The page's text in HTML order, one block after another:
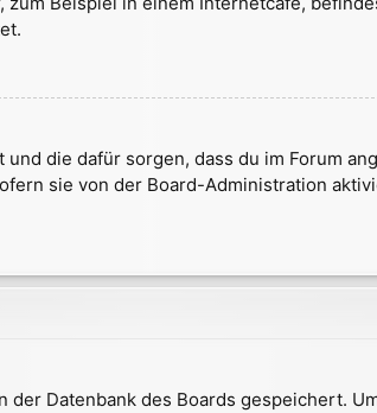
die dafür sorgen, dass du im Forum
sie von der Board-Administration
Datenbank des Boards gespeichert.